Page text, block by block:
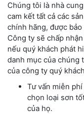
Chúng tôi là nhà
cam kết tất cả các
chính hãng, được
Công ty sẽ chấp
nếu quý khách phát
danh mục của chúng
của công ty quý
Tư vấn miễn
chọn loại sơn
của họ.